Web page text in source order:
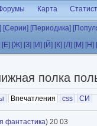
Карта
[Серии] [Периодика]
[Е] [Ж] [З] [И] [Й] [К] [Л] [М] [Н]
полка
Впечатления (активная
css СИ
фантастика) 20 03